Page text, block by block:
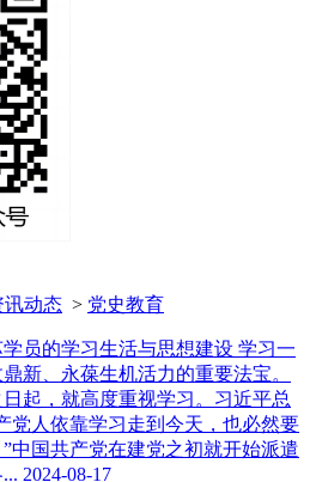
讯动态 > 党史教育
员的学习生活与思想建设 学习一
新、永葆生机活力的重要法宝。
起，就高度重视学习。习近平总
党人依靠学习走到今天，也必然要
中国共产党在建党之初就开始派遣
2024-08-17